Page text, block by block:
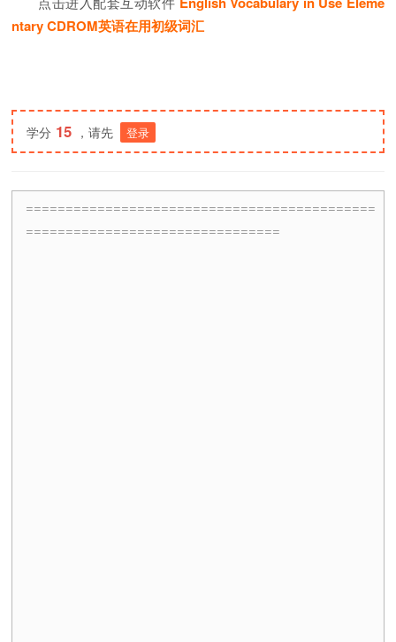
ntary CDROM英语在用初级词汇
学分 15 ，请先 登录
============================================
================================